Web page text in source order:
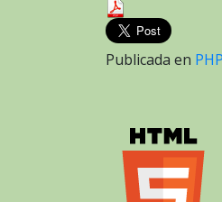
Publicada en PHP